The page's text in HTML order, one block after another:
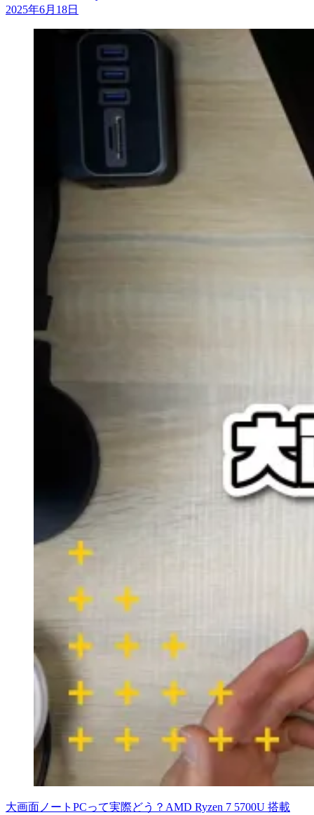
2025年6月18日
大画面ノートPCって実際どう？AMD Ryzen 7 5700U 搭載